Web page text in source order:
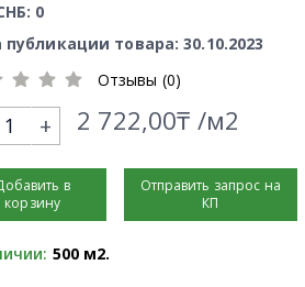
0
товара: 30.10.2023
Отзывы (0)
+ 2 722,00₸ /м2
в
корзину
Отправить запрос на
КП
500 м2.